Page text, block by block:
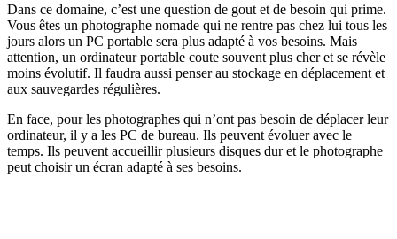
Dans ce domaine, c’est une question de gout et de besoin qui prime.
Vous êtes un photographe nomade qui ne rentre pas chez lui tous les
jours alors un PC portable sera plus adapté à vos besoins. Mais
attention, un ordinateur portable coute souvent plus cher et se révèle
moins évolutif. Il faudra aussi penser au stockage en déplacement et
aux sauvegardes régulières.
En face, pour les photographes qui n’ont pas besoin de déplacer leur
ordinateur, il y a les PC de bureau. Ils peuvent évoluer avec le
temps. Ils peuvent accueillir plusieurs disques dur et le photographe
peut choisir un écran adapté à ses besoins.